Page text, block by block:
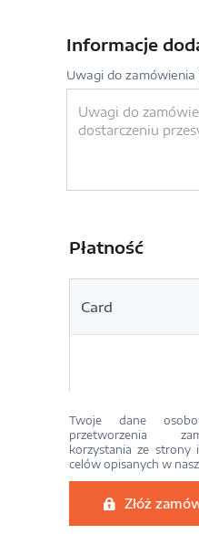
Informacje
Uwagi do zamówienia
Płatność
Card
Twoje dane
przetworzenia
korzystania ze strony
celów opisanych w
Złóż